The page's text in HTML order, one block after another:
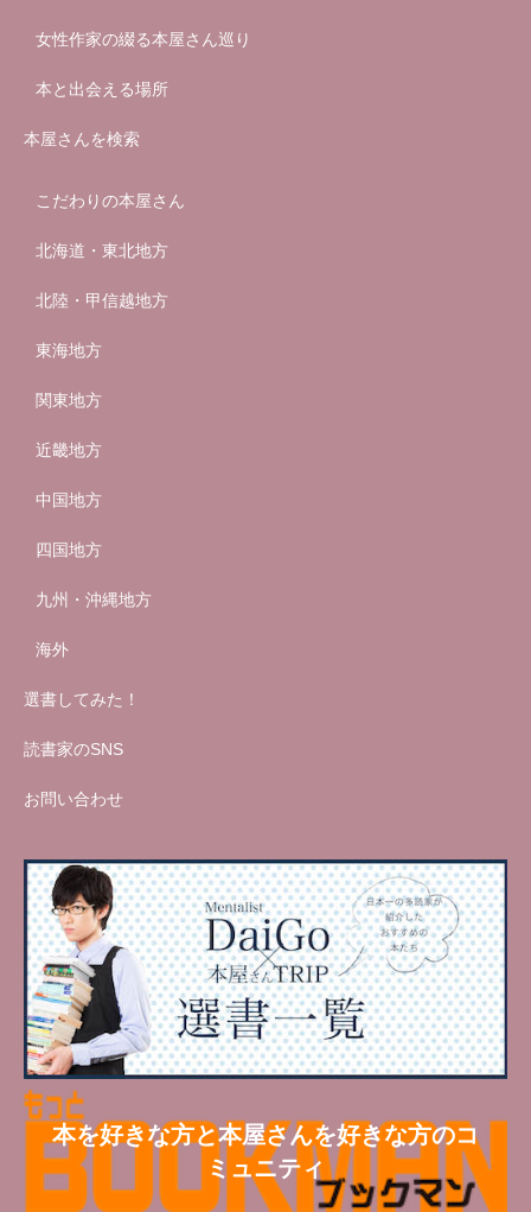
女性作家の綴る本屋さん巡り
本と出会える場所
本屋さんを検索
こだわりの本屋さん
北海道・東北地方
北陸・甲信越地方
東海地方
関東地方
近畿地方
中国地方
四国地方
九州・沖縄地方
海外
選書してみた！
読書家のSNS
お問い合わせ
本を好きな方と本屋さんを好きな方のコ
ミュニティ